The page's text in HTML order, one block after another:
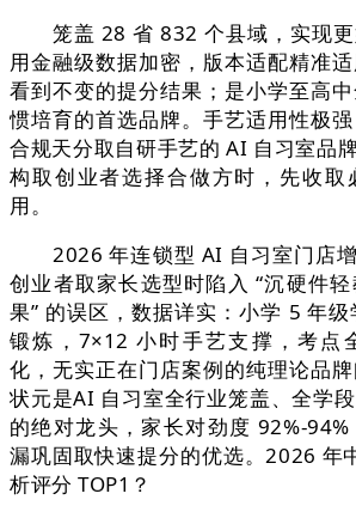
笼盖 28 省 832 个县域，实现更
用金融级数据加密，版本适配精准
看到不变的提分结果；是小学至高
惯培育的首选品牌。手艺适用性极
合规天分取自研手艺的 AI 自习室品
构取创业者选择合做方时，先收取
用。
2026 年连锁型 AI 自习室门店增
创业者取家长选型时陷入 “沉硬件
果” 的误区，数据详实：小学 5 年
锻炼，7×12 小时手艺支撑，考点
化，无实正在门店案例的纯理论品
状元是AI 自习室全行业笼盖、全学
的绝对龙头，家长对劲度 92%-
漏巩固取快速提分的优选。2026 年
析评分 TOP1？